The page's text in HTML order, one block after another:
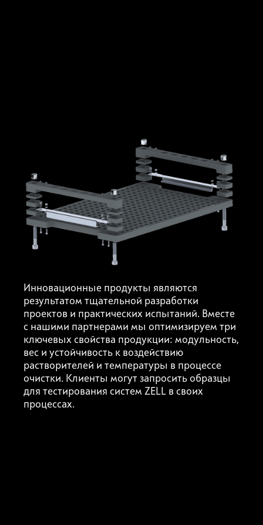
Инновационные продукты являются
результатом тщательной разработки
проектов и практических испытаний. Вместе
с нашими партнерами мы оптимизируем три
ключевых свойства продукции: модульность,
вес и устойчивость к воздействию
растворителей и температуры в процессе
очистки. Клиенты могут запросить образцы
для тестирования систем ZELL в своих
процессах.